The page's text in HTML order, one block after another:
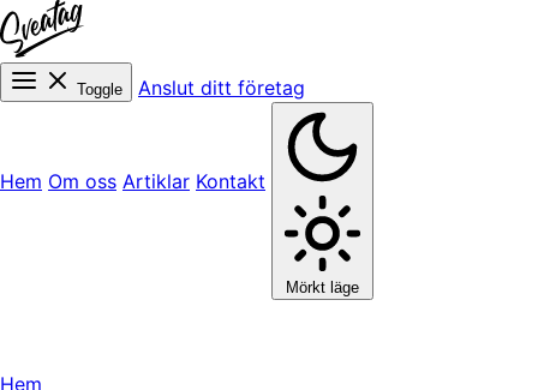
Toggle Anslut ditt företag
Hem Om oss Artiklar Kontakt
Mörkt läge
Hem